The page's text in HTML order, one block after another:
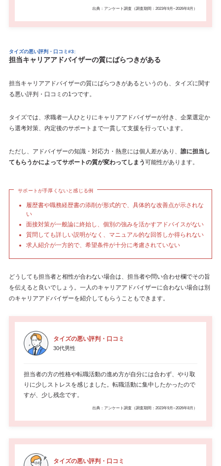
出典：アンケート調査（調査期間：2023年9月~2026年8月）
タイズの悪い評判・口コミ#3:
担当キャリアアドバイザーの質にばらつきがある
担当キャリアアドバイザーの質にばらつきがあるというのも、タイズに関す
る悪い評判・口コミの1つです。
タイズでは、求職者一人ひとりにキャリアアドバイザーが付き、企業選定か
ら選考対策、内定後のサポートまで一貫して支援を行っています。
ただし、アドバイザーの知識・対応力・熱意には個人差があり、 誰に担当し
てもらうかによってサポートの質が変わってしまう可能性があります。
サポートが手厚くないと感じる例
履歴書や職務経歴書の添削が形式的で、具体的な改善点が示されな
い
面接対策が一般論に終始し、個別の強みを活かすアドバイスがない
質問しても詳しい説明がなく、マニュアル的な回答しか得られない
求人紹介が一方的で、希望条件が十分に考慮されていない
どうしても担当者と相性が合わない場合は、担当者や問い合わせ欄でその旨
を伝えると良いでしょう。一人のキャリアアドバイザーに合わない場合は別
のキャリアアドバイザーを紹介してもらうこともできます。
タイズの悪い評判・口コミ
30代男性
担当者の方の性格や転職活動の進め方が自分には合わず、やり取
りに少しストレスを感じました。転職活動に集中したかったので
すが、少し残念です。
出典：アンケート調査（調査期間：2023年9月~2026年8月）
タイズの悪い評判・口コミ